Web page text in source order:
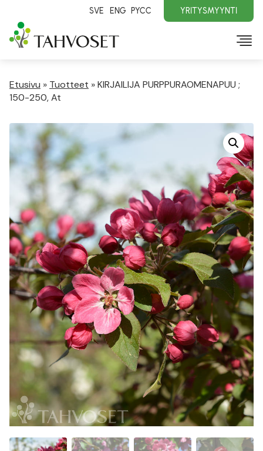
SVE ENG PYCC YRITYSMYYNTI
Etusivu » Tuotteet »KIRJAILIJA PURPPURAOMENAPUU ;
150-250, At